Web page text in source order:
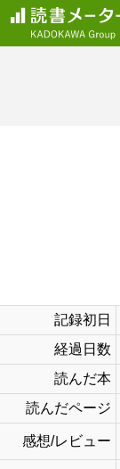
記録初日
経過日数
読んだ本
読んだページ
感想/レビュー